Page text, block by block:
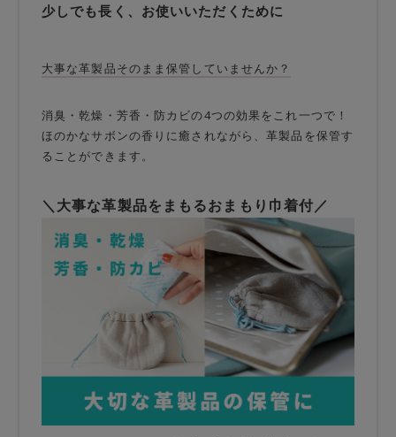
少しでも長く、お使いいただくために
大事な革製品そのまま保管していませんか？
消臭・乾燥・芳香・防カビの4つの効果をこれ一つで！
ほのかなサボンの香りに癒されながら、革製品を保管す
ることができます。
＼大事な革製品をまもるおまもり巾着付／